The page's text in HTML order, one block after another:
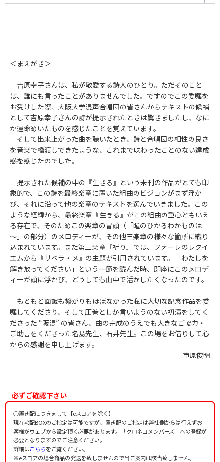
作詞者：吉原幸子
作曲者：市原俊明
作曲者：市原俊明
生きる
＜まえがき＞
吉原幸子さんは、私が敬愛する詩人のひとり。ただそのこと
は、誰にも言ったことがありませんでした。ですのでこの委嘱を
お受けした際、大阪大学混声合唱団の皆さんからテキストの候補
として吉原幸子さんの詩が提示されたときは驚きましたし、なに
か運命めいたものを感じたことを覚えています。
そして出来上がった曲を聴いたとき、詩と合唱団の相性の良さ
を音楽で橋渡しできたような、これまで味わったことのない達成
感を感じたのでした。
提示された候補の中の『生きる』という未刊の作品がとても印
象的で、この詩を最終楽章に置いた組曲のビジョンがまず浮か
び、それに沿って他の楽章のテキストを選んでいきました。この
ような経緯から、最終楽章『生きる』がこの組曲の重心ともいえ
る存在で、そのためこの楽章の冒頭（「瞳のひかるわかものは
～」の部分）のメロディーが、その他三楽章の様々な箇所に織り
込まれています。また第三楽章『祈り』では、フォーレのレクイ
エムから『リベラ・メ』の主題が引用されています。「わたしを
解き放ってください」という一節を読んだ時、即座にこのメロデ
ィーが頭に浮かび、どうしても曲中で活かしたくなったのです。
もともと面識も繋がりもほぼなかった私に大切な記念作品を委
嘱してくださり、そして圧巻としか言いようのない初演をしてく
ださった “阪混” の皆さん、曲の完成のうえでも大きなご協力・
ご助言をくださった名島先生、石井先生。この場をお借りして心
からの感謝を申し上げます。
市原俊明
必ずご確認下さい
○置き配につきまして【eスコアを除く】
現在宅配BOXのご指定は可能ですが、置き配のご指定は弊社側からは行えずお
客様がウェブから設定頂く必要があります。「クロネコメンバーズ」への登録が
必要となりますのでご注意ください。
詳細はこちらをご覧ください。
※eスコアの場合商品の発送を致しませんので当ご案内は該当致しません。